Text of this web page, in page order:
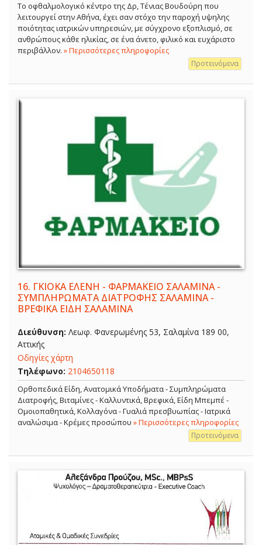
Το οφθαλμολογικό κέντρο της Δρ, Τένιας Βουδούρη που
λειτουργεί στην Αθήνα, έχει σαν στόχο την παροχή υψηλης
ποιότητας ιατρικών υπηρεσιών, με σύγχρονο εξοπλισμό, σε
ανθρώπους κάθε ηλικίας, σε ένα άνετο, φιλικό και ευχάριστο
περιβάλλον. » Περισσότερες πληροφορίες
Προτεινόμενα
16. ΓΚΙΟΚΑ ΕΛΕΝΗ - ΦΑΡΜΑΚΕΙΟ ΣΑΛΑΜΙΝΑ -
ΣΥΜΠΛΗΡΩΜΑΤΑ ΔΙΑΤΡΟΦΗΣ ΣΑΛΑΜΙΝΑ -
ΒΡΕΦΙΚΑ ΕΙΔΗ ΣΑΛΑΜΙΝΑ
Διεύθυνση: Λεωφ. Φανερωμένης 53, Σαλαμίνα 189 00,
Αττικής
Οδηγίες χάρτη
Τηλέφωνο: 2104650118
Ορθοπεδικά Είδη, Ανατομικά Υποδήματα - Συμπληρώματα
Διατροφής, Βιταμίνες - Καλλυντικά, Βρεφικά, Είδη Μπεμπέ -
Ομοιοπαθητικά, Κολλαγόνα - Γυαλιά πρεσβυωπίας - Ιατρικά
αναλώσιμα - Κρέμες προσώπου » Περισσότερες πληροφορίες
Προτεινόμενα